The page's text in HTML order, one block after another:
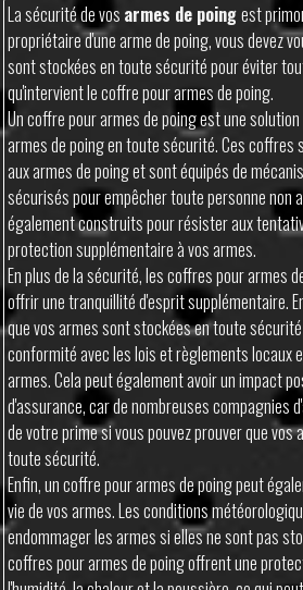
La sécurité de vos armes de poingest
propriétaire d'une arme de poing, vous devez
sont stockées en toute sécurité pour éviter
qu'intervient le coffre pour armes de poing.
Un coffre pour armes de poing est une
armes de poing en toute sécurité. Ces coffres
aux armes de poing et sont équipés de
sécurisés pour empêcher toute personne non
également construits pour résister aux
protection supplémentaire à vos armes.
En plus de la sécurité, les coffres pour armes
offrir une tranquillité d'esprit supplémentaire.
que vos armes sont stockées en toute
conformité avec les lois et règlements locaux
armes. Cela peut également avoir un impact
d'assurance, car de nombreuses compagnies
de votre prime si vous pouvez prouver que
toute sécurité.
Enfin, un coffre pour armes de poing peut
vie de vos armes. Les conditions
endommager les armes si elles ne sont pas
coffres pour armes de poing offrent une